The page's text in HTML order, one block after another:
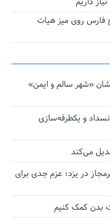
فارس روی میز هیات
«شهر سالم و ایمن»
و یکطرفه‌سازی
می‌کند
در یزد؛ عزم جدی برای
بدن کمک کنیم